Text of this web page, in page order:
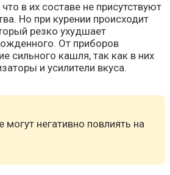
в их составе не присутствуют
Но при курении происходит
резко ухудшает
От приборов
сильного кашля, так как в них
и усилители вкуса.
могут негативно повлиять на